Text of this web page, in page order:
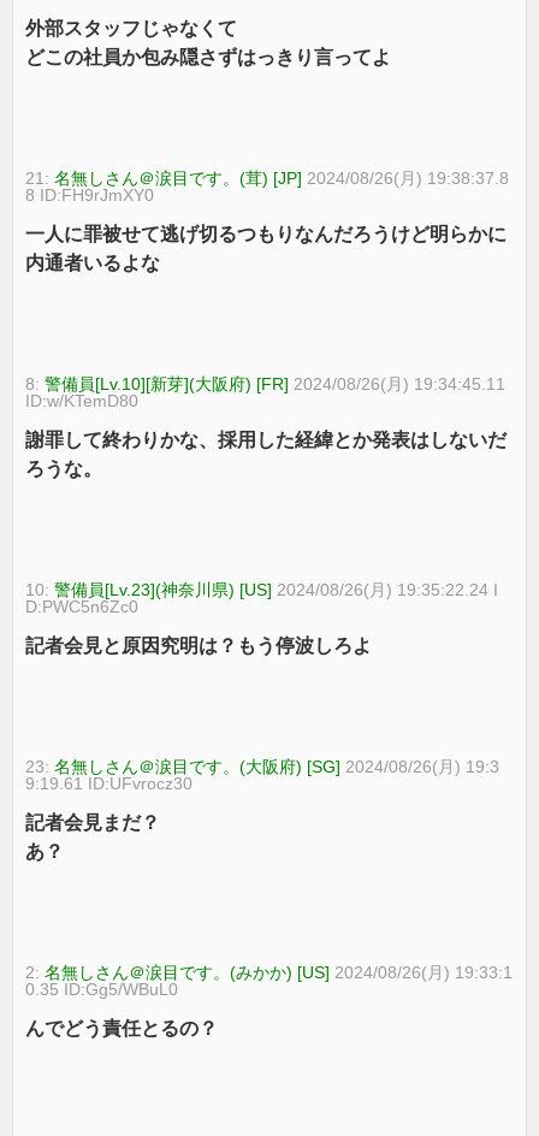
外部スタッフじゃなくて
どこの社員か包み隠さずはっきり言ってよ
21:名無しさん＠涙目です。(茸) [JP] 2024/08/26(月) 19:38:37.8
8 ID:FH9rJmXY0
一人に罪被せて逃げ切るつもりなんだろうけど明らかに
内通者いるよな
8:警備員[Lv.10][新芽](大阪府) [FR] 2024/08/26(月) 19:34:45.11
ID:w/KTemD80
謝罪して終わりかな、採用した経緯とか発表はしないだ
ろうな。
10:警備員[Lv.23](神奈川県) [US] 2024/08/26(月) 19:35:22.24 I
D:PWC5n6Zc0
記者会見と原因究明は？もう停波しろよ
23:名無しさん＠涙目です。(大阪府) [SG] 2024/08/26(月) 19:3
9:19.61 ID:UFvrocz30
記者会見まだ？
あ？
2:名無しさん＠涙目です。(みかか) [US] 2024/08/26(月) 19:33:1
0.35 ID:Gg5/WBuL0
んでどう責任とるの？